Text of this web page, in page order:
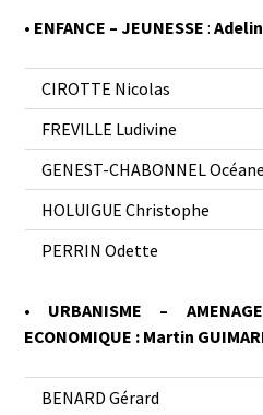
• ENFANCE – JEUNESSE :
CIROTTE Nicolas
FREVILLE Ludivine
GENEST-CHABONNEL Océane
HOLUIGUE Christophe
PERRIN Odette
• URBANISME –
ECONOMIQUE : Martin
BENARD Gérard